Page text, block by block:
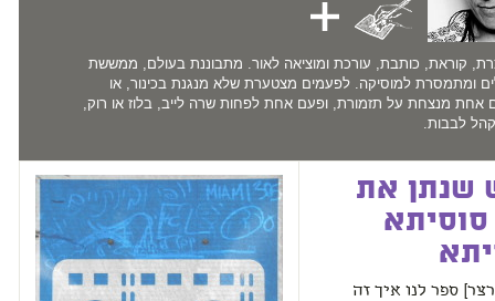
קוראת, כותבת, עורכת ומוציאה לאור. מתבוננת בעולם, ממששת
ומתמסרת למוסיקה. לפעמים מצטערת שלא מנגנת בכינור, או
אחת מנצחת על תזמורת, ופעם אחת לפחות שרה לייב, בלוז או רוק,
לבבות.
שנתן את
ספר לנו איך זה